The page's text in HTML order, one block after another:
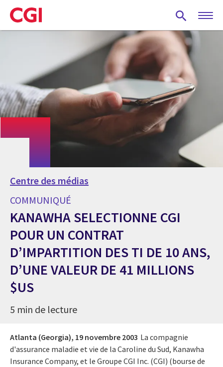
Skip
to
main
Centre des médias
COMMUNIQUÉ
KANAWHA SELECTIONNE CGI
POUR UN CONTRAT
D’IMPARTITION DES TI DE 10 ANS,
D’UNE VALEUR DE 41 MILLIONS
$US
5 min de lecture
Atlanta (Georgia), 19 novembre 2003 La compagnie
d'assurance maladie et vie de la Caroline du Sud, Kanawha
Insurance Company, et le Groupe CGI Inc. (CGI) (bourse de